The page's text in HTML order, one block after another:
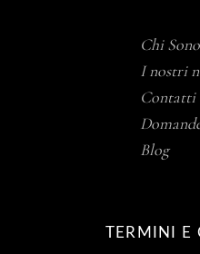
Chi Sono
I nostri
Contatti
Blog
TERMINI E